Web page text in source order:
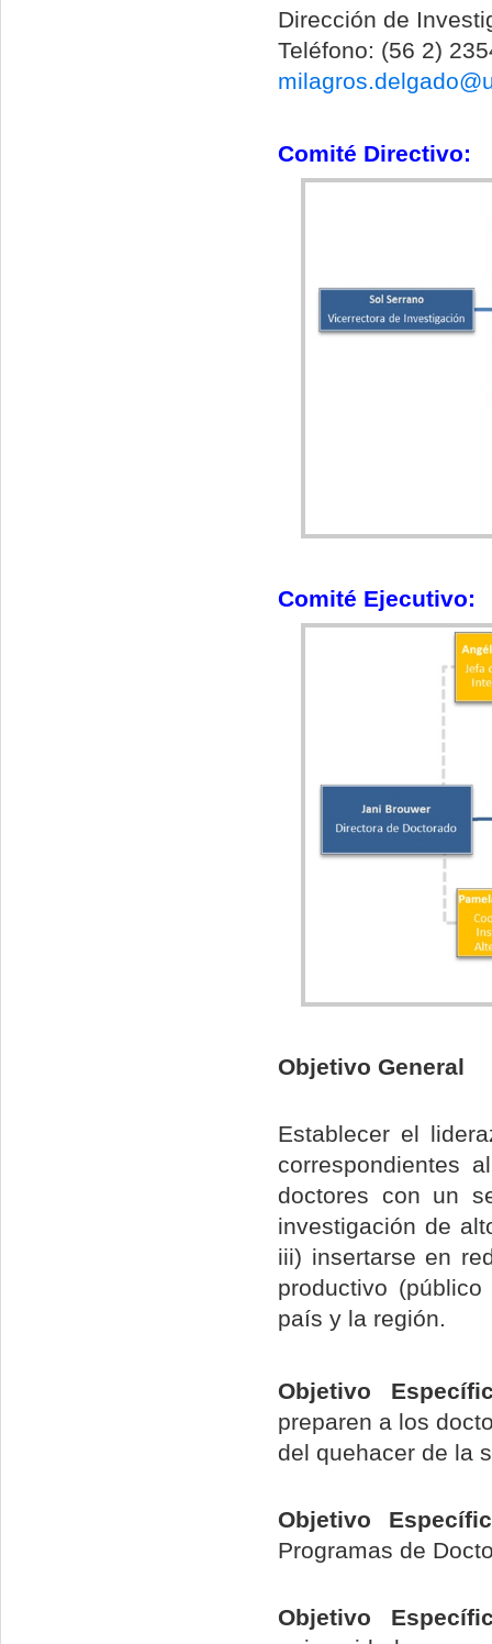
Dirección de
Teléfono: (56 2)
Comité Directivo:
Comité Ejecutivo:
Objetivo General
Establecer el
correspondientes
doctores con un
investigación de
iii) insertarse en
productivo
país y la región.
Objetivo
preparen a los
del quehacer de la
Objetivo
Programas de
Objetivo